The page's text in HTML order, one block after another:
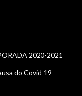
2020-2021
do Covid-19